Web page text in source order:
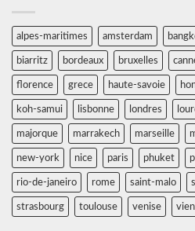
alpes-maritimes amsterdam
biarritz bordeaux bruxelles
florence grece haute-savoie
koh-samui lisbonne londres
majorque marrakech marseille
new-york nice paris phuket
rio-de-janeiro rome saint-malo
strasbourg toulouse venise